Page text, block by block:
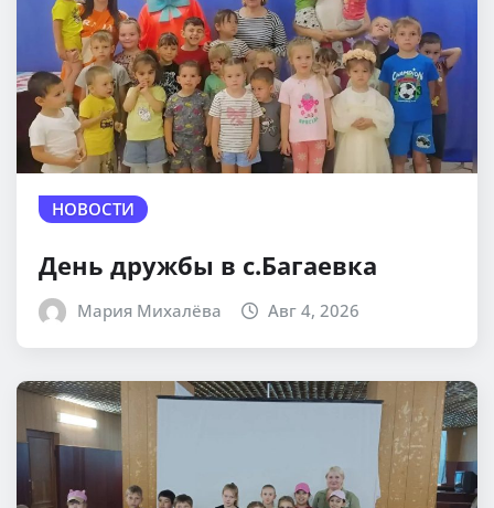
НОВОСТИ
День дружбы в с.Багаевка
Мария Михалёва Авг 4, 2026